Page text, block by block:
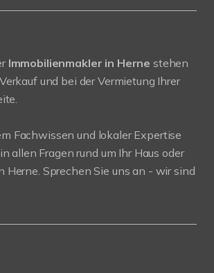
Immobilienmakler in Herne stehen
und bei der Vermietung Ihrer
Fachwissen und lokaler Expertise
allen Fragen rund um Ihr Haus oder
Herne. Sprechen Sie uns an - wir sind